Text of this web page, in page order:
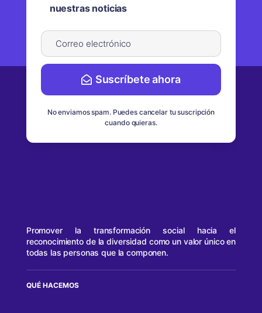
nuestras noticias
Suscríbete ahora
No enviamos spam. Puedes cancelar tu suscripción
cuando quieras.
Promover la transformación social hacia el
reconocimiento de la diversidad como un valor único en
todas las personas que la componen.
QUÉ HACEMOS